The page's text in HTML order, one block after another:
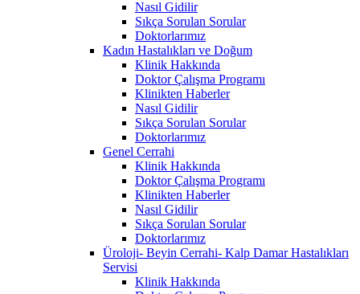
Nasıl Gidilir
Sıkça Sorulan Sorular
Doktorlarımız
Kadın Hastalıkları ve Doğum
Klinik Hakkında
Doktor Çalışma Programı
Klinikten Haberler
Nasıl Gidilir
Sıkça Sorulan Sorular
Doktorlarımız
Genel Cerrahi
Klinik Hakkında
Doktor Çalışma Programı
Klinikten Haberler
Nasıl Gidilir
Sıkça Sorulan Sorular
Doktorlarımız
Üroloji- Beyin Cerrahi- Kalp Damar Hastalıkları
Servisi
Klinik Hakkında